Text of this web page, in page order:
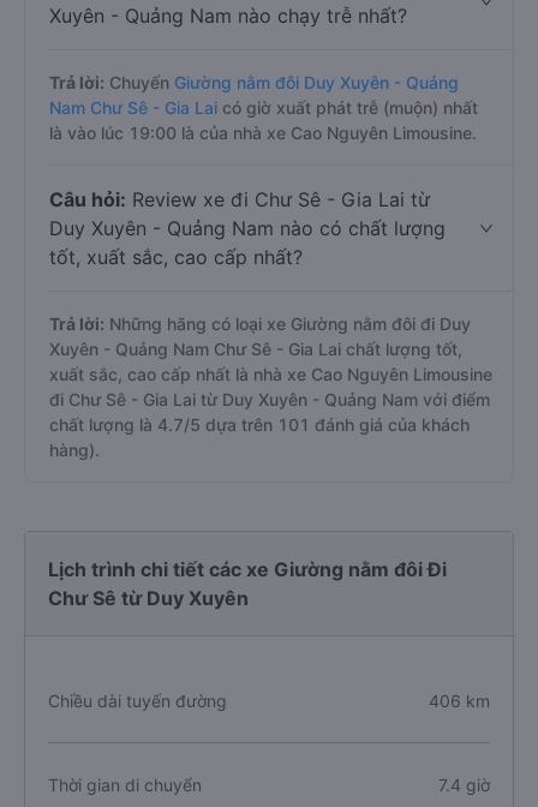
Xuyên - Quảng Nam nào chạy trễ nhất?
Trả lời: Chuyến Giường nằm đôi Duy Xuyên - Quảng
Nam Chư Sê - Gia Lai có giờ xuất phát trễ (muộn) nhất
là vào lúc 19:00 là của nhà xe Cao Nguyên Limousine.
Câu hỏi: Review xe đi Chư Sê - Gia Lai từ
Duy Xuyên - Quảng Nam nào có chất lượng
tốt, xuất sắc, cao cấp nhất?
Trả lời: Những hãng có loại xe Giường nằm đôi đi Duy
Xuyên - Quảng Nam Chư Sê - Gia Lai chất lượng tốt,
xuất sắc, cao cấp nhất là nhà xe Cao Nguyên Limousine
đi Chư Sê - Gia Lai từ Duy Xuyên - Quảng Nam với điểm
chất lượng là 4.7/5 dựa trên 101 đánh giá của khách
hàng).
Lịch trình chi tiết các xe Giường nằm đôi Đi
Chư Sê từ Duy Xuyên
Chiều dài tuyến đường 406 km
Thời gian di chuyển 7.4 giờ